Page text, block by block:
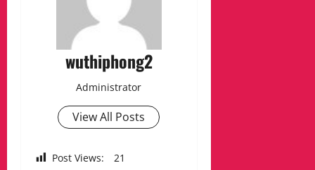
wuthiphong2
Administrator
View All Posts
Post Views: 21